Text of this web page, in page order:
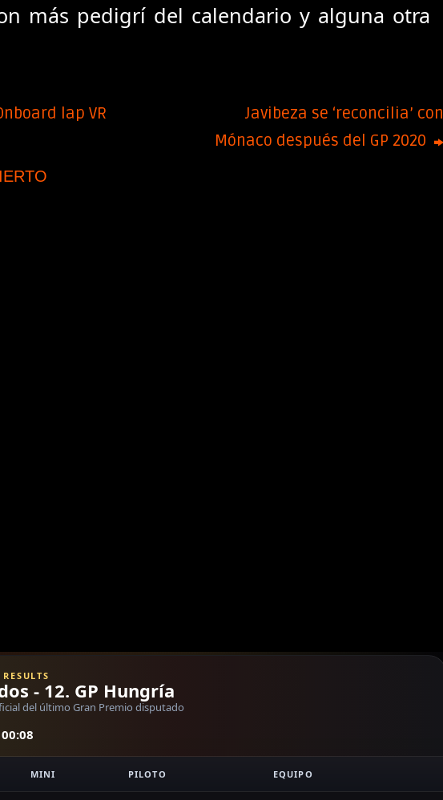
más pedigrí del calendario y alguna otra
lap VR
Javibeza se ‘reconcilia’ con
Mónaco después del GP 2020